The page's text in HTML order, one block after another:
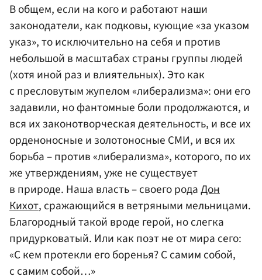
В общем, если на кого и работают наши
законодатели, как подковы, кующие «за указом
указ», то исключительно на себя и против
небольшой в масштабах страны группы людей
(хотя иной раз и влиятельных). Это как
с пресловутым жупелом «либерализма»: они его
задавили, но фантомные боли продолжаются, и
вся их законотворческая деятельность, и все их
орденоносные и золотоносные СМИ, и вся их
борьба – против «либерализма», которого, по их
же утверждениям, уже не существует
в природе. Наша власть – своего родаДон
Кихот, сражающийся в ветряными мельницами.
Благородный такой вроде герой, но слегка
придурковатый. Или как поэт не от мира сего:
«С кем протекли его боренья? С самим собой,
с самим собой…»